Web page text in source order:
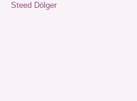
Steed Dölger